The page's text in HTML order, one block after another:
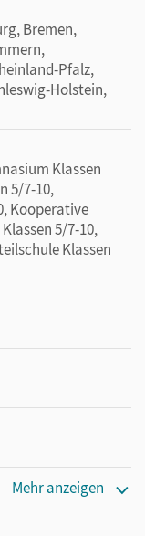
Bremen,
Pfalz,
Holstein,
Klassen
5/7-10,
Kooperative
5/7-10,
Klassen
Mehr anzeigen